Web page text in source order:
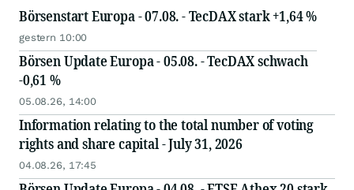
Börsenstart Europa - 07.08. - TecDAX stark +1,64 %
gestern 10:00
Börsen Update Europa - 05.08. - TecDAX schwach
-0,61 %
05.08.26, 14:00
Information relating to the total number of voting
rights and share capital - July 31, 2026
04.08.26, 17:45